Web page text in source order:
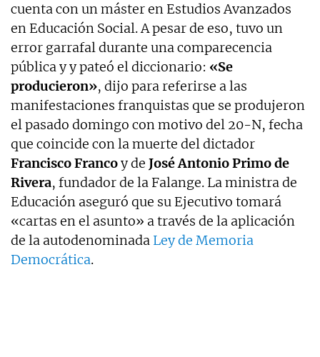
cuenta con un máster en Estudios Avanzados
en Educación Social. A pesar de eso, tuvo un
error garrafal durante una comparecencia
pública y y pateó el diccionario: «Se
producieron», dijo para referirse a las
manifestaciones franquistas que se produjeron
el pasado domingo con motivo del 20-N, fecha
que coincide con la muerte del dictador
Francisco Francoy de José Antonio Primo de
Rivera, fundador de la Falange. La ministra de
Educación aseguró que su Ejecutivo tomará
«cartas en el asunto» a través de la aplicación
de la autodenominada Ley de Memoria
Democrática.